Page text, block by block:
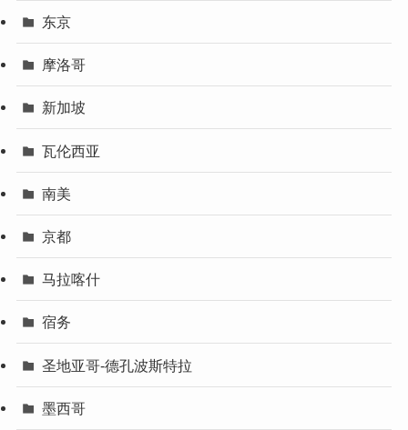
东京
摩洛哥
新加坡
瓦伦西亚
南美
京都
马拉喀什
宿务
圣地亚哥-德孔波斯特拉
墨西哥